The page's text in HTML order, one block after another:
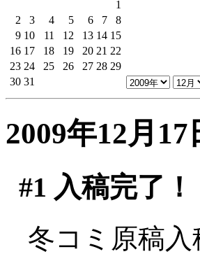
1
2
3 4 5 6 7
8
9 10 11 12 13 14 15
16 17 18 19 20 21 22
23 24 25 26 27 28 29
30 31
2009年12月17
#1 入稿完了！
冬コミ原稿